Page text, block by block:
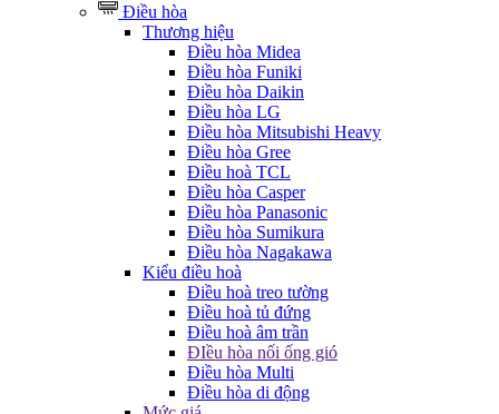
Điều hòa
Thương hiệu
Điều hòa Midea
Điều hòa Funiki
Điều hòa Daikin
Điều hòa LG
Điều hòa Mitsubishi Heavy
Điều hòa Gree
Điều hoà TCL
Điều hòa Casper
Điều hòa Panasonic
Điều hòa Sumikura
Điều hòa Nagakawa
Kiểu điều hoà
Điều hoà treo tường
Điều hoà tủ đứng
Điều hoà âm trần
ĐIều hòa nối ống gió
Điều hòa Multi
Điều hòa di động